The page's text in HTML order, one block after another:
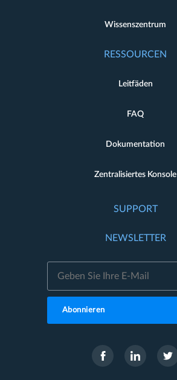
Wissenszentrum
RESSOURCEN
Leitfäden
FAQ
Dokumentation
Zentralisiertes Konsole
SUPPORT
NEWSLETTER
Abonnieren